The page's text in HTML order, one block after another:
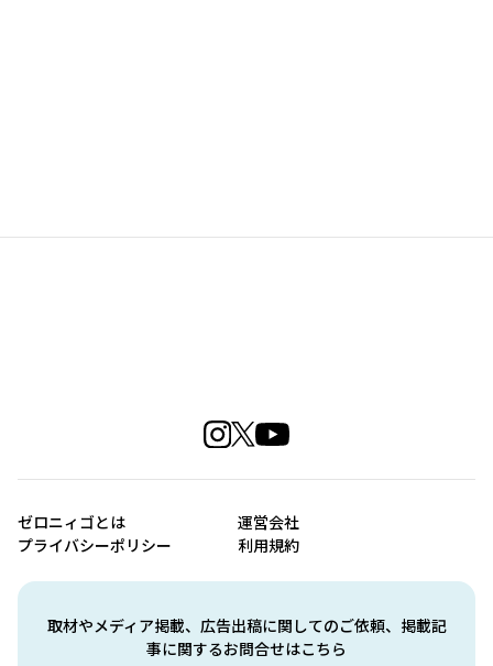
取材やメディア掲載、広告出稿に関してのご依頼、掲載記
事に関するお問合せはこちら
ゼロニィゴとは
運営会社
プライバシーポリシー
利用規約